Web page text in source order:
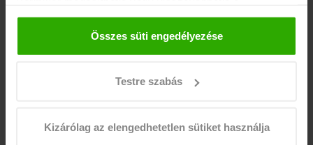
hozzájárulását a weboldalunk láblécében található "Süti
tájékoztató" feliratra kattintva.
Összes süti engedélyezése
Testre szabás
Kizárólag az elengedhetetlen sütiket használja
euDiákokkal lehetséges!
Többször írtunk már arról, hogy miért jó diákmunkát vállalni, most